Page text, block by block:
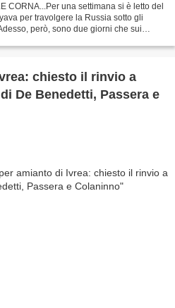
CORNA...Per una settimana si è letto del
per travolgere la Russia sotto gli
però, sono due giorni che sui
chiesto il rinvio a
De Benedetti, Passera e